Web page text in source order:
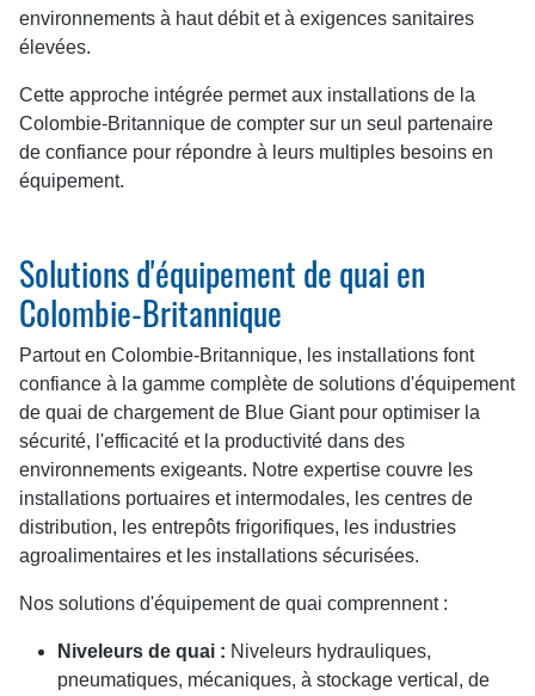
environnements à haut débit et à exigences sanitaires
élevées.
Cette approche intégrée permet aux installations de la
Colombie-Britannique de compter sur un seul partenaire
de confiance pour répondre à leurs multiples besoins en
équipement.
Solutions d'équipement de quai en
Colombie-Britannique
Partout en Colombie-Britannique, les installations font
confiance à la gamme complète de solutions d'équipement
de quai de chargement de Blue Giant pour optimiser la
sécurité, l'efficacité et la productivité dans des
environnements exigeants. Notre expertise couvre les
installations portuaires et intermodales, les centres de
distribution, les entrepôts frigorifiques, les industries
agroalimentaires et les installations sécurisées.
Nos solutions d'équipement de quai comprennent :
Niveleurs de quai : Niveleurs hydrauliques,
pneumatiques, mécaniques, à stockage vertical, de